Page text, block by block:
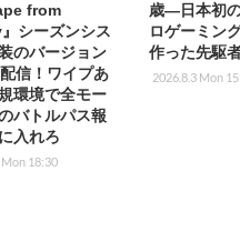
from
シーズンシス
のバージョン
信！ワイプあ
環境で全モー
バトルパス報
入れろ
Mon 18:30
歳―日本初
ロゲーミン
作った先駆
2026.8.3 Mon